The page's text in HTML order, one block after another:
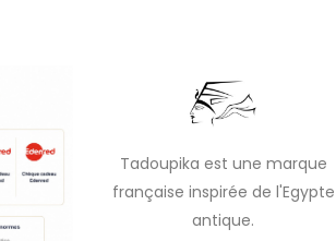
Tadoupika est une marque
française inspirée de l'Egypte
antique.